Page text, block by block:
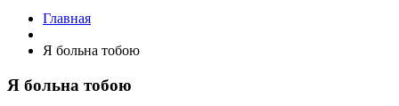
Главная
Я больна тобою
Я больна тобою